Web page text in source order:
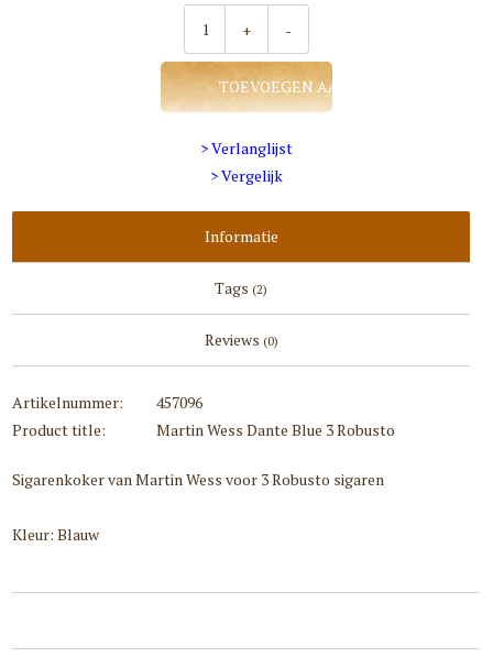
+ -
TOEVOEGEN AAN WINKELWAGEN
> Verlanglijst
> Vergelijk
Informatie
Tags (2)
Reviews (0)
Artikelnummer:
457096
Product title:
Martin Wess Dante Blue 3 Robusto
Sigarenkoker van Martin Wess voor 3 Robusto sigaren
Kleur: Blauw